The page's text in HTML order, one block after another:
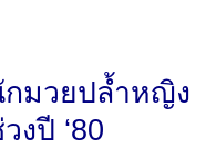
มวยปล้ำหญิง
งปี ‘80